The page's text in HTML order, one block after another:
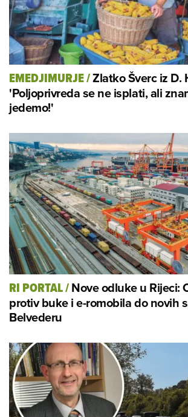
EMEDJIMURJE/Zlatko Šverc iz D.
'Poljoprivreda se ne isplati, ali
jedemo!'
RI PORTAL/Nove odluke u Rijeci:
protiv buke i e-romobila do novih
Belvederu